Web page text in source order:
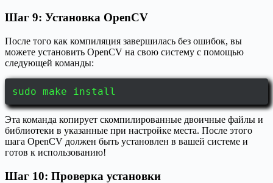
Шаг 9: Установка OpenCV
После того как компиляция завершилась без ошибок, вы
можете установить OpenCV на свою систему с помощью
следующей команды:
sudo make install
Эта команда копирует скомпилированные двоичные файлы и
библиотеки в указанные при настройке места. После этого
шага OpenCV должен быть установлен в вашей системе и
готов к использованию!
Шаг 10: Проверка установки